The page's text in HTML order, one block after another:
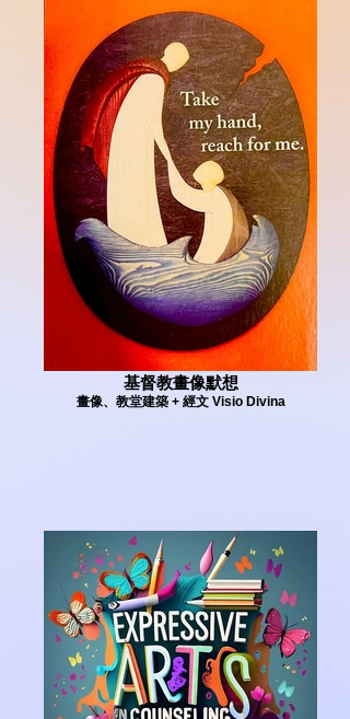
基督教畫像默想
畫像、教堂建築 + 經文 Visio Divina